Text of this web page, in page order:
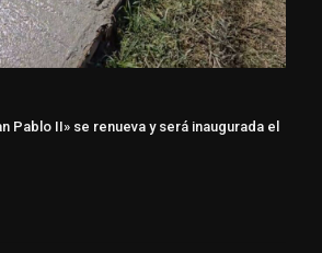
Pablo II» se renueva y será inaugurada el